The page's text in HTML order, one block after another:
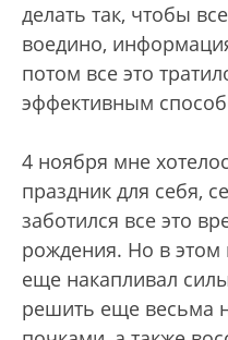
делать так, чтобы
воедино,
потом все это
эффективным
4 ноября мне
праздник для себя,
заботился все это
рождения. Но в этом
еще накапливал
решить еще весьма